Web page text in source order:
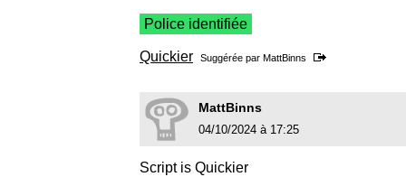
Police identifiée
Quickier Suggérée par MattBinns
MattBinns
04/10/2024 à 17:25
Script is Quickier